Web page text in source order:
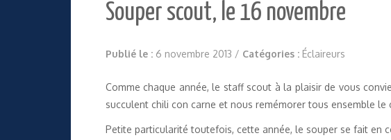
Souper scout, le 16 novembre
Publié le : 6 novembre 2013 / Catégories : Éclaireurs
Comme chaque année, le staff scout à la plaisir de vous
succulent chili con carne et nous remémorer tous ensemble le
Petite particularité toutefois, cette année, le souper se fait en